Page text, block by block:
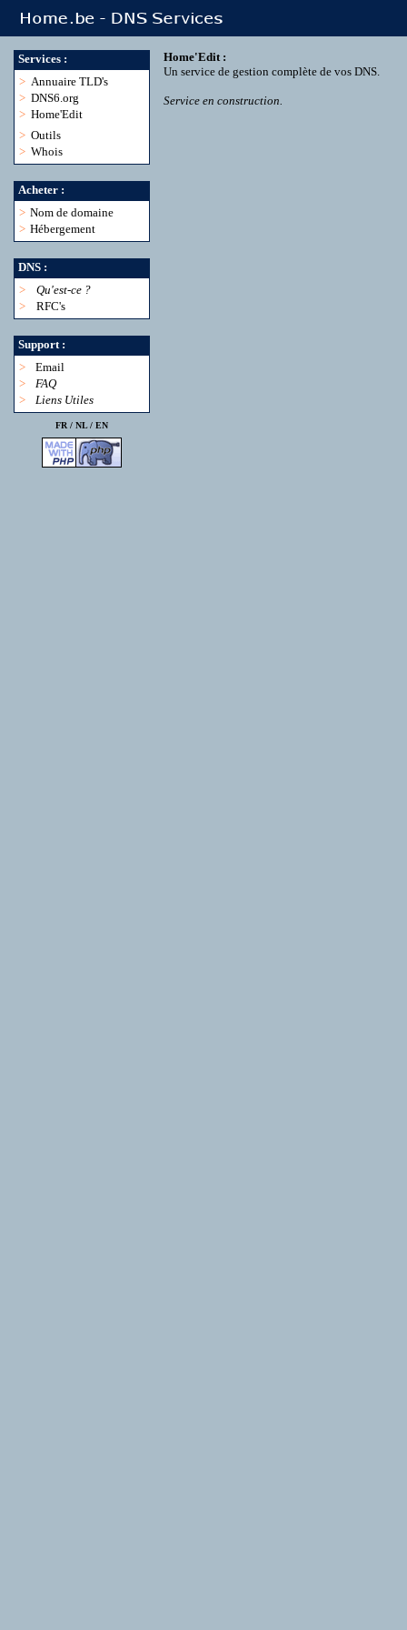
Services :
> Annuaire TLD's
> DNS6.org
> Home'Edit
> Outils
> Whois
Acheter :
> Nom de domaine
> Hébergement
DNS :
>
Qu'est-ce ?
>
RFC's
Support :
>
Email
>
FAQ
>
Liens Utiles
FR / NL/ EN
Home'Edit :
Un service de gestion complète de vos DNS.
Service en construction.